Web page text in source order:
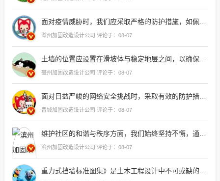
滁州加固改造设计公司 评论于：08-07
毫州加固改造设计公司 评论于：08-07
晋城加固改造设计公司 评论于：08-07
滨州加固改造设计公司 评论于：08-07